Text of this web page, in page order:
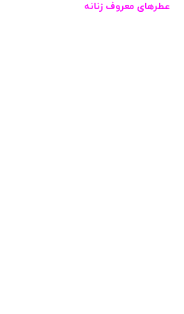
عطرهای معروف زنانه